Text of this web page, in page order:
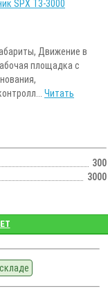
Движение в
площадка с
Читать
300
3000